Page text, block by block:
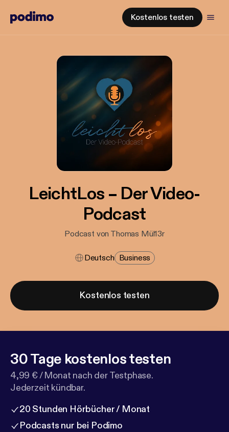
Kostenlos testen
LeichtLos – Der Video-
Podcast
Podcast von Thomas Mül13r
Deutsch Business
Kostenlos testen
30 Tage kostenlos testen
4,99 € / Monat nach der Testphase.
Jederzeit kündbar.
20 Stunden Hörbücher / Monat
Podcasts nur bei Podimo